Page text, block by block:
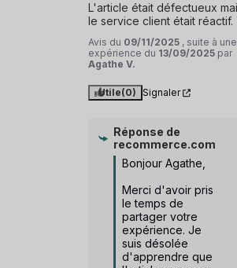
L'article était défectueux
le service client était réactif.
Avis du 09/11/2025 , suite à une
expérience du 13/09/2025 par
Agathe V.
Utile(0) Signaler
Réponse de
recommerce.com
Bonjour Agathe,
Merci d'avoir pris
le temps de
partager votre
expérience. Je
suis désolée
d'apprendre que